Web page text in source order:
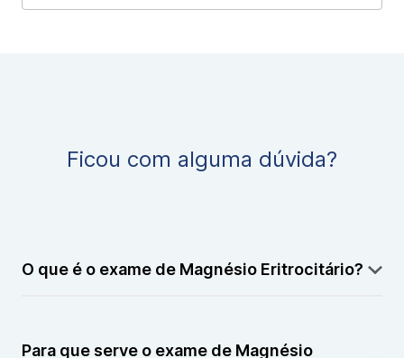
Ficou com alguma dúvida?
O que é o exame de Magnésio Eritrocitário?
vermelhas do sangue, oferecendo uma avaliação mais
Para que serve o exame de Magnésio